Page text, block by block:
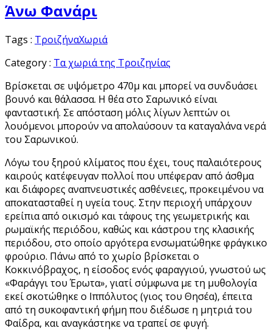
Άνω Φανάρι
Tags : ΤροιζήναΧωριά
Category : Τα χωριά της Τροιζηνίας
Βρίσκεται σε υψόμετρο 470μ και μπορεί να συνδυάσει
βουνό και θάλασσα. Η θέα στο Σαρωνικό είναι
φανταστική. Σε απόσταση μόλις λίγων λεπτών οι
λουόμενοι μπορούν να απολαύσουν τα καταγαλάνα νερά
του Σαρωνικού.
Λόγω του ξηρού κλίματος που έχει, τους παλαιότερους
καιρούς κατέφευγαν πολλοί που υπέφεραν από άσθμα
και διάφορες αναπνευστικές ασθένειες, προκειμένου να
αποκατασταθεί η υγεία τους. Στην περιοχή υπάρχουν
ερείπια από οικισμό και τάφους της γεωμετρικής και
ρωμαϊκής περιόδου, καθώς και κάστρου της κλασικής
περιόδου, στο οποίο αργότερα ενσωματώθηκε φράγκικο
φρούριο. Πάνω από το χωρίο βρίσκεται ο
Κοκκινόβραχος, η είσοδος ενός φαραγγιού, γνωστού ως
«Φαράγγι του Έρωτα», γιατί σύμφωνα με τη μυθολογία
εκεί σκοτώθηκε ο Ιππόλυτος (γιος του Θησέα), έπειτα
από τη συκοφαντική φήμη που διέδωσε η μητριά του
Φαίδρα, και αναγκάστηκε να τραπεί σε φυγή.